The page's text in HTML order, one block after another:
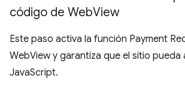
código de WebView
Este paso activa la función Payment
WebView y garantiza que el sitio pueda
JavaScript.